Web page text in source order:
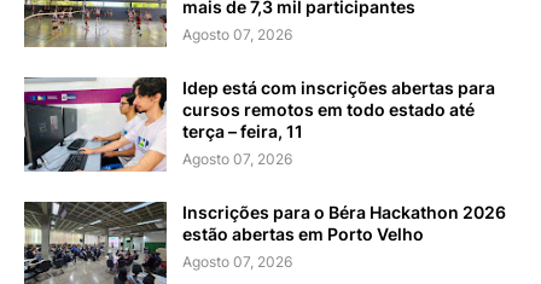
mais de 7,3 mil participantes
Agosto 07, 2026
Idep está com inscrições abertas para
cursos remotos em todo estado até
terça – feira, 11
Agosto 07, 2026
Inscrições para o Béra Hackathon 2026
estão abertas em Porto Velho
Agosto 07, 2026